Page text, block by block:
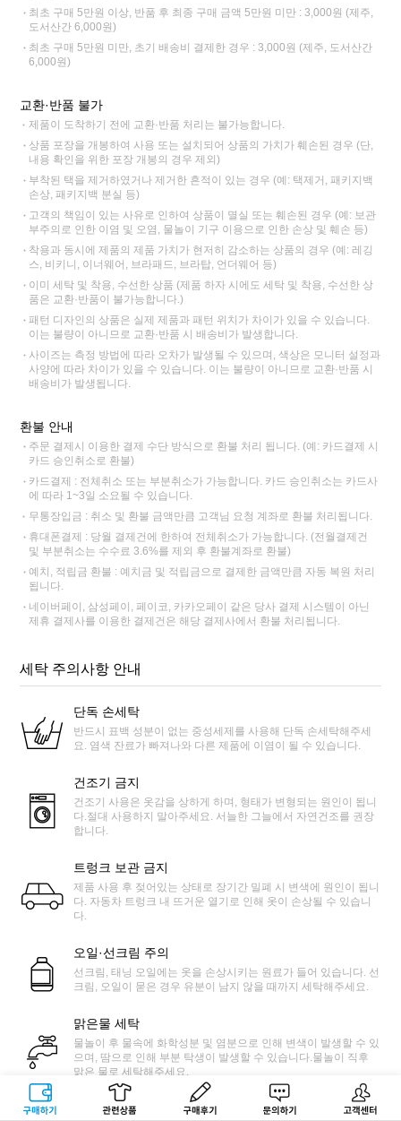
구매하기 관련상품 상품후기 문의하기 고객센터
최초 구매 5만원 이상, 반품 후 최종 구매 금액 5만원 미만 : 3,000원 (제주,
도서산간 6,000원)
최초 구매 5만원 미만, 초기 배송비 결제한 경우 : 3,000원 (제주, 도서산간
6,000원)
교환·반품 불가
제품이 도착하기 전에 교환·반품 처리는 불가능합니다.
상품 포장을 개봉하여 사용 또는 설치되어 상품의 가치가 훼손된 경우 (단,
내용 확인을 위한 포장 개봉의 경우 제외)
부착된 택을 제거하였거나 제거한 흔적이 있는 경우 (예: 택제거, 패키지백
손상, 패키지백 분실 등)
고객의 책임이 있는 사유로 인하여 상품이 멸실 또는 훼손된 경우 (예: 보관
부주의로 인한 이염 및 오염, 물놀이 기구 이용으로 인한 손상 및 훼손 등)
착용과 동시에 제품의 제품 가치가 현저히 감소하는 상품의 경우 (예: 레깅
스, 비키니, 이너웨어, 브라패드, 브라탑, 언더웨어 등)
이미 세탁 및 착용, 수선한 상품 (제품 하자 시에도 세탁 및 착용, 수선한 상
품은 교환·반품이 불가능합니다.)
패턴 디자인의 상품은 실제 제품과 패턴 위치가 차이가 있을 수 있습니다.
이는 불량이 아니므로 교환·반품 시 배송비가 발생합니다.
사이즈는 측정 방법에 따라 오차가 발생될 수 있으며, 색상은 모니터 설정과
사양에 따라 차이가 있을 수 있습니다. 이는 불량이 아니므로 교환·반품 시
배송비가 발생됩니다.
환불 안내
주문 결제시 이용한 결제 수단 방식으로 환불 처리 됩니다. (예: 카드결제 시
카드 승인취소로 환불)
카드결제 : 전체취소 또는 부분취소가 가능합니다. 카드 승인취소는 카드사
에 따라 1~3일 소요될 수 있습니다.
무통장입금 : 취소 및 환불 금액만큼 고객님 요청 계좌로 환불 처리됩니다.
휴대폰결제 : 당월 결제건에 한하여 전체취소가 가능합니다. (전월결제건
및 부분취소는 수수료 3.6%를 제외 후 환불계좌로 환불)
예치, 적립금 환불 : 예치금 및 적립금으로 결제한 금액만큼 자동 복원 처리
됩니다.
네이버페이, 삼성페이, 페이코, 카카오페이 같은 당사 결제 시스템이 아닌
제휴 결제사를 이용한 결제건은 해당 결제사에서 환불 처리됩니다.
세탁 주의사항 안내
단독 손세탁
반드시 표백 성분이 없는 중성세제를 사용해 단독 손세탁해주세
요. 염색 잔료가 빠져나와 다른 제품에 이염이 될 수 있습니다.
건조기 금지
건조기 사용은 옷감을 상하게 하며, 형태가 변형되는 원인이 됩니
다.절대 사용하지 말아주세요. 서늘한 그늘에서 자연건조를 권장
합니다.
트렁크 보관 금지
제품 사용 후 젖어있는 상태로 장기간 밀폐 시 변색에 원인이 됩니
다. 자동차 트렁크 내 뜨거운 열기로 인해 옷이 손상될 수 있습니
다.
오일·선크림 주의
선크림, 태닝 오일에는 옷을 손상시키는 원료가 들어 있습니다. 선
크림, 오일이 묻은 경우 유분이 남지 않을 때까지 세탁해주세요.
맑은물 세탁
물놀이 후 물속에 화학성분 및 염분으로 인해 변색이 발생할 수 있
으며, 땀으로 인해 부분 탁생이 발생할 수 있습니다.물놀이 직후
맑은 물로 세탁해주세요.
마찰 주의